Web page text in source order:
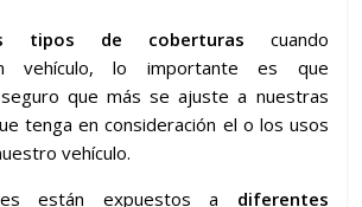
tipos de coberturas cuando
vehículo, lo importante es que
que más se ajuste a nuestras
tenga en consideración el o los usos
vehículo.
están expuestos a diferentes